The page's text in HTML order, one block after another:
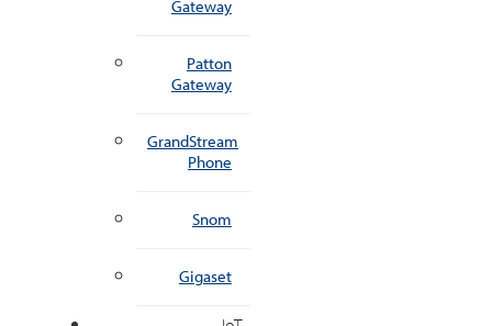
Gateway
Patton
Gateway
GrandStream
Phone
Snom
Gigaset